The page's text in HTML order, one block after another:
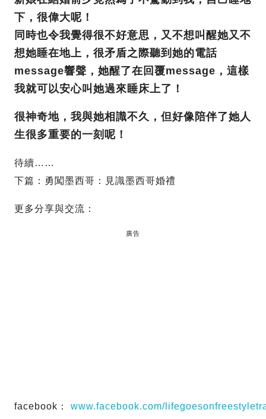
下，很偉大呢！
同時也令我覺得很不好意思，又不想叫醒她又不
想她睡在地上，很矛盾之際聽到她的電話
message響聲，她醒了在回覆message，這樣
我就可以安心叫她過來睡床上了！
很神奇地，我與她相識不久，但好像陪伴了她人
生很多重要的一刻呢！
待續……
下篇：勇闖墨西哥：見識墨西哥婚禮
更多分享與交流：
廣告
facebook： www.facebook.com/